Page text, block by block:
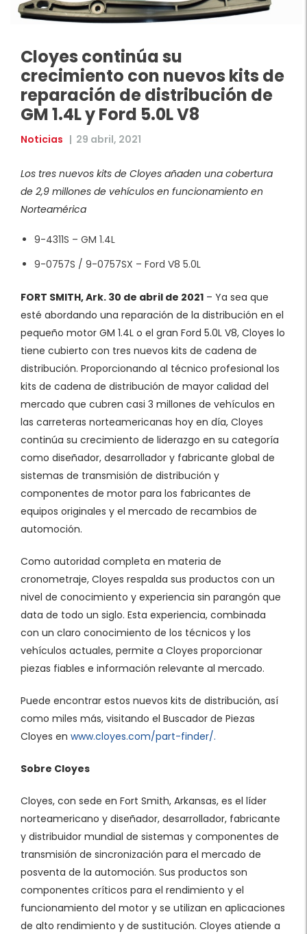
Cloyes continúa su
crecimiento con nuevos kits de
reparación de distribución de
GM 1.4L y Ford 5.0L V8
Noticias | 29 abril, 2021
Los tres nuevos kits de Cloyes añaden una cobertura
de 2,9 millones de vehículos en funcionamiento en
Norteamérica
9-4311S – GM 1.4L
9-0757S / 9-0757SX – Ford V8 5.0L
FORT SMITH, Ark. 30 de abril de 2021 – Ya sea que
esté abordando una reparación de la distribución en el
pequeño motor GM 1.4L o el gran Ford 5.0L V8, Cloyes lo
tiene cubierto con tres nuevos kits de cadena de
distribución. Proporcionando al técnico profesional los
kits de cadena de distribución de mayor calidad del
mercado que cubren casi 3 millones de vehículos en
las carreteras norteamericanas hoy en día, Cloyes
continúa su crecimiento de liderazgo en su categoría
como diseñador, desarrollador y fabricante global de
sistemas de transmisión de distribución y
componentes de motor para los fabricantes de
equipos originales y el mercado de recambios de
automoción.
Como autoridad completa en materia de
cronometraje, Cloyes respalda sus productos con un
nivel de conocimiento y experiencia sin parangón que
data de todo un siglo. Esta experiencia, combinada
con un claro conocimiento de los técnicos y los
vehículos actuales, permite a Cloyes proporcionar
piezas fiables e información relevante al mercado.
Puede encontrar estos nuevos kits de distribución, así
como miles más, visitando el Buscador de Piezas
Cloyes en www.cloyes.com/part-finder/.
Sobre Cloyes
Cloyes, con sede en Fort Smith, Arkansas, es el líder
norteamericano y diseñador, desarrollador, fabricante
y distribuidor mundial de sistemas y componentes de
transmisión de sincronización para el mercado de
posventa de la automoción. Sus productos son
componentes críticos para el rendimiento y el
funcionamiento del motor y se utilizan en aplicaciones
de alto rendimiento y de sustitución. Cloyes atiende a